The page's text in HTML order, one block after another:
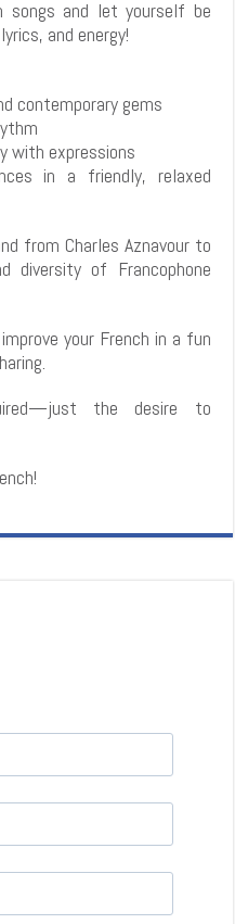
songs and let yourself be
and energy!
contemporary gems
with expressions
in a friendly, relaxed
from Charles Aznavour to
diversity of Francophone
your French in a fun
the desire to